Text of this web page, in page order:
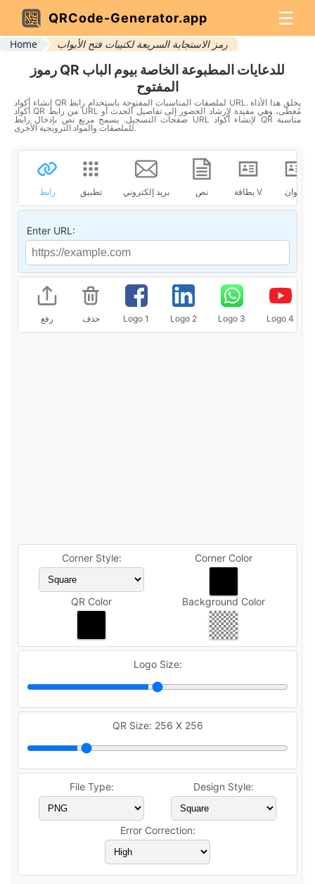
QRCode-Generator.app ☰
Home رمز الاستجابة السريعة لكتيبات فتح الأبواب
رموز QR للدعايات المطبوعة الخاصة بيوم الباب
المفتوح
إنشاء أكواد QR لملصقات المناسبات المفتوحة باستخدام رابط URL. يخلق هذا الأداة
أكواد QR من رابط URL مُعطى، وهي مفيدة لإرشاد الحضور إلى تفاصيل الحدث أو
صفحات التسجيل. يسمح مربع نص بإدخال رابط URL لإنشاء أكواد QR مناسبة
للملصقات والمواد الترويجية الأخرى.
رابط تطبيق بريد إلكتروني نص بطاقة V عنوان
Enter URL:
رفع حذف Logo 1 Logo 2 Logo 3 Logo 4
Corner Style: Corner Color
QR Color Background Color
Logo Size:
QR Size: 256 X 256
File Type: Design Style:
Error Correction: